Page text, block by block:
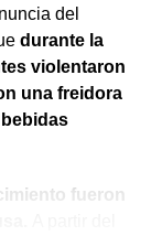
del
durante la
violentaron
una freidora
fueron